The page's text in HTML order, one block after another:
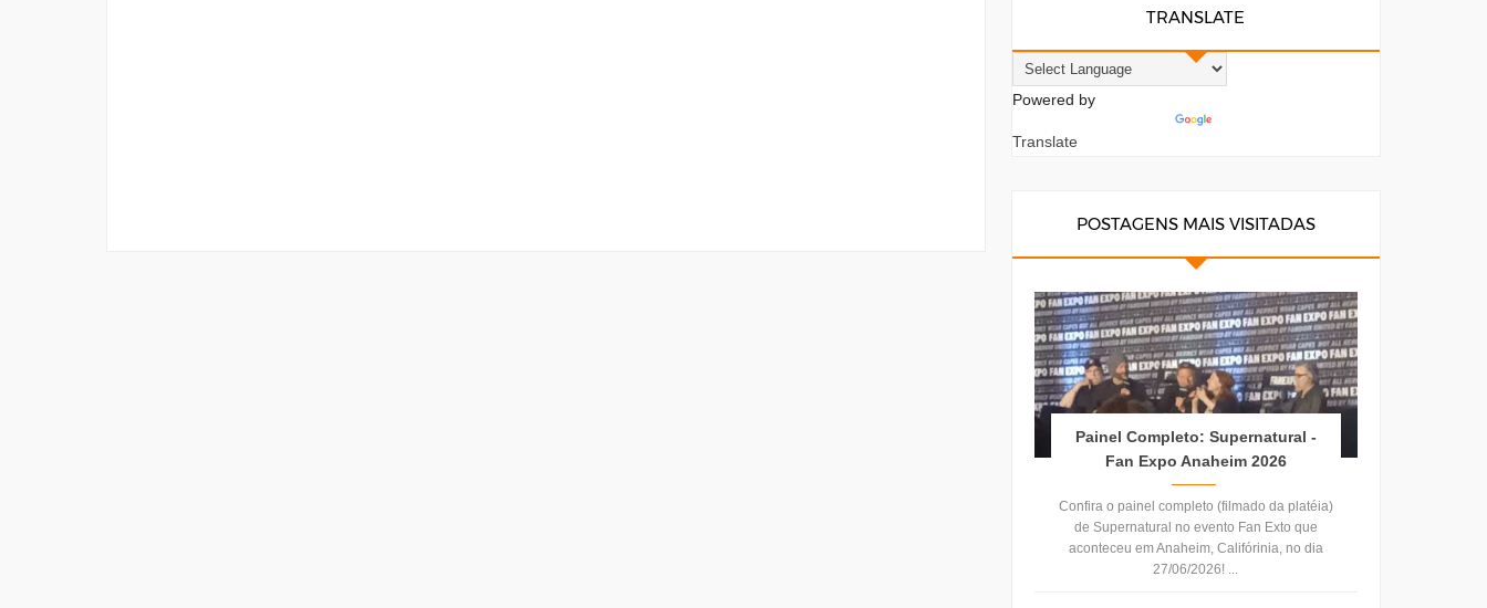
TRANSLATE
Powered by
Translate
POSTAGENS MAIS VISITADAS
Painel Completo: Supernatural -
Fan Expo Anaheim 2026
Confira o painel completo (filmado da platéia)
de Supernatural no evento Fan Exto que
aconteceu em Anaheim, Califórinia, no dia
27/06/2026! ...